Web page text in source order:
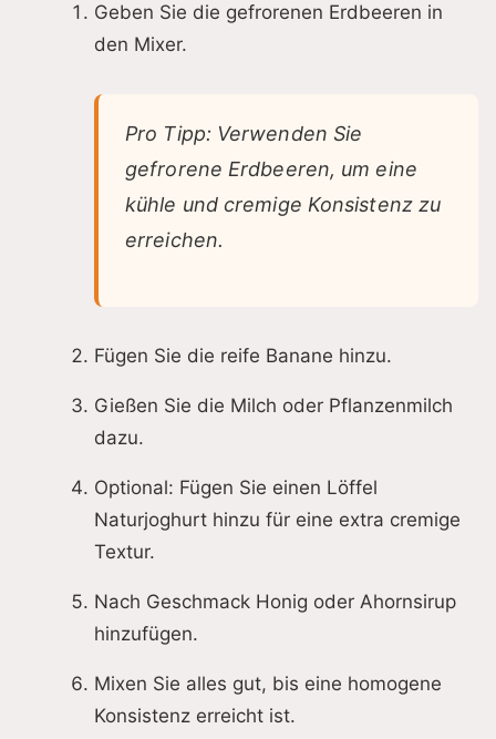
Geben Sie die gefrorenen Erdbeeren in
den Mixer.
Pro Tipp: Verwenden Sie
gefrorene Erdbeeren, um eine
kühle und cremige Konsistenz zu
erreichen.
Fügen Sie die reife Banane hinzu.
Gießen Sie die Milch oder Pflanzenmilch
dazu.
Optional: Fügen Sie einen Löffel
Naturjoghurt hinzu für eine extra cremige
Textur.
Nach Geschmack Honig oder Ahornsirup
hinzufügen.
Mixen Sie alles gut, bis eine homogene
Konsistenz erreicht ist.